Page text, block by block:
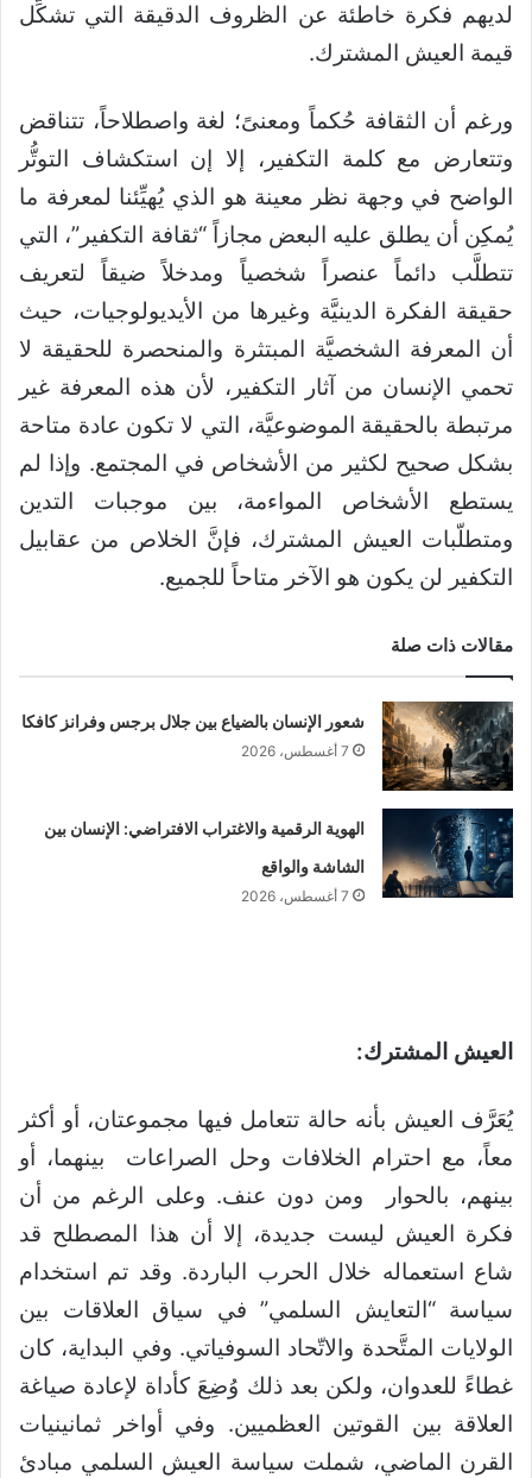
لديهم فكرة خاطئة عن الظروف الدقيقة التي تشكِّل
قيمة العيش المشترك.
ورغم أن الثقافة حُكماً ومعنىً؛ لغة واصطلاحاً، تتناقض
وتتعارض مع كلمة التكفير، إلا إن استكشاف التوتُّر
الواضح في وجهة نظر معينة هو الذي يُهيِّئنا لمعرفة ما
يُمكِن أن يطلق عليه البعض مجازاً “ثقافة التكفير”، التي
تتطلَّب دائماً عنصراً شخصياً ومدخلاً ضيقاً لتعريف
حقيقة الفكرة الدينيَّة وغيرها من الأيديولوجيات، حيث
أن المعرفة الشخصيَّة المبتثرة والمنحصرة للحقيقة لا
تحمي الإنسان من آثار التكفير، لأن هذه المعرفة غير
مرتبطة بالحقيقة الموضوعيَّة، التي لا تكون عادة متاحة
بشكل صحيح لكثير من الأشخاص في المجتمع. وإذا لم
يستطع الأشخاص المواءمة، بين موجبات التدين
ومتطلّبات العيش المشترك، فإنَّ الخلاص من عقابيل
التكفير لن يكون هو الآخر متاحاً للجميع.
مقالات ذات صلة
شعور الإنسان بالضياع بين جلال برجس وفرانز كافكا
7 أغسطس، 2026
الهوية الرقمية والاغتراب الافتراضي: الإنسان بين
الشاشة والواقع
7 أغسطس، 2026
العيش المشترك:
يُعَرَّف العيش بأنه حالة تتعامل فيها مجموعتان، أو أكثر
معاً، مع احترام الخلافات وحل الصراعات بينهما، أو
بينهم، بالحوار ومن دون عنف. وعلى الرغم من أن
فكرة العيش ليست جديدة، إلا أن هذا المصطلح قد
شاع استعماله خلال الحرب الباردة. وقد تم استخدام
سياسة “التعايش السلمي” في سياق العلاقات بين
الولايات المتَّحدة والاتّحاد السوفياتي. وفي البداية، كان
غطاءً للعدوان، ولكن بعد ذلك وُضِعَ كأداة لإعادة صياغة
العلاقة بين القوتين العظميين. وفي أواخر ثمانينيات
القرن الماضي، شملت سياسة العيش السلمي مبادئ